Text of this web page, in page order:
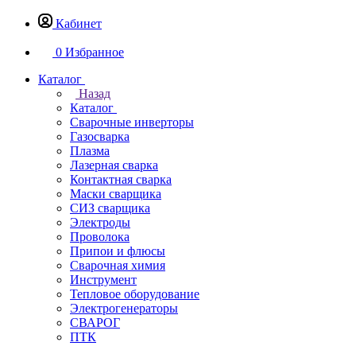
Кабинет
0 Избранное
Каталог
Назад
Каталог
Сварочные инверторы
Газосварка
Плазма
Лазерная сварка
Контактная сварка
Маски сварщика
СИЗ сварщика
Электроды
Проволока
Припои и флюсы
Сварочная химия
Инструмент
Тепловое оборудование
Электрогенераторы
СВАРОГ
ПТК